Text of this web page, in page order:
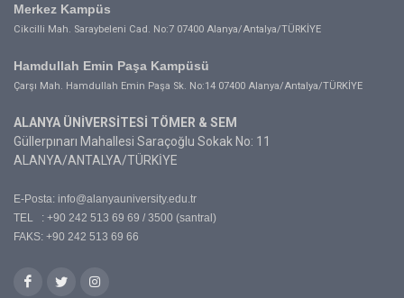
Merkez Kampüs
Cikcilli Mah. Saraybeleni Cad. No:7 07400 Alanya/Antalya/TÜRKİYE
Hamdullah Emin Paşa Kampüsü
Çarşı Mah. Hamdullah Emin Paşa Sk. No:14 07400 Alanya/Antalya/TÜRKİYE
ALANYA ÜNİVERSİTESİ TÖMER & SEM
Güllerpınarı Mahallesi Saraçoğlu Sokak No: 11
ALANYA/ANTALYA/TÜRKİYE
E-Posta: info@alanyauniversity.edu.tr
TEL : +90 242 513 69 69 / 3500 (santral)
FAKS: +90 242 513 69 66